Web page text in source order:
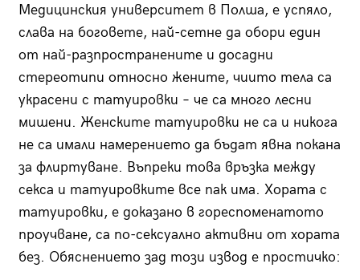
Медицинския университет в Полша, е успяло,
слава на боговете, най-сетне да обори един
от най-разпространените и досадни
стереотипи относно жените, чиито тела са
украсени с татуировки – че са много лесни
мишени. Женските татуировки не са и никога
не са имали намерението да бъдат явна покана
за флиртуване. Въпреки това връзка между
секса и татуировките все пак има. Хората с
татуировки, е доказано в гореспоменатото
проучване, са по-сексуално активни от хората
без. Обяснението зад този извод е простичко: